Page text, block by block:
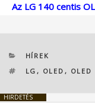
Az LG 140 centis
KATEGÓRIÁK
HÍREK
CÍMKÉK
LG , OLED , OLED
HIRDETÉS